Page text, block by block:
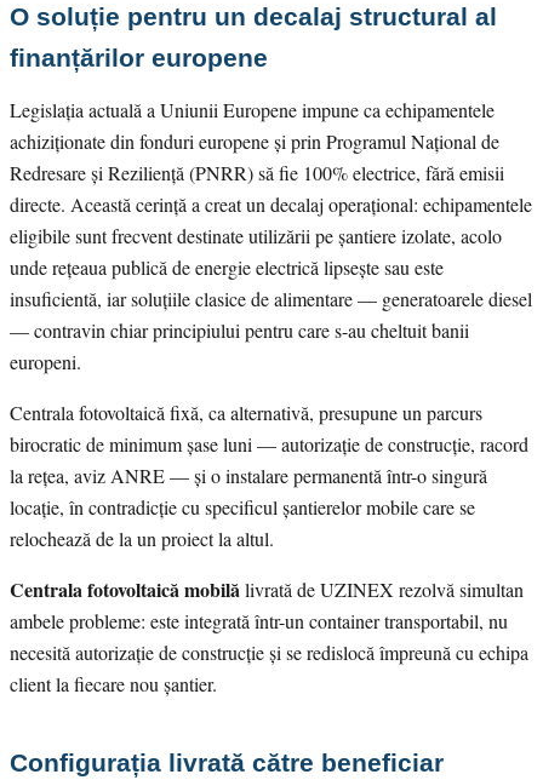
O soluție pentru un decalaj structural al
finanțărilor europene
Legislația actuală a Uniunii Europene impune ca echipamentele
achiziționate din fonduri europene și prin Programul Național de
Redresare și Reziliență (PNRR) să fie 100% electrice, fără emisii
directe. Această cerință a creat un decalaj operațional: echipamentele
eligibile sunt frecvent destinate utilizării pe șantiere izolate, acolo
unde rețeaua publică de energie electrică lipsește sau este
insuficientă, iar soluțiile clasice de alimentare — generatoarele diesel
— contravin chiar principiului pentru care s-au cheltuit banii
europeni.
Centrala fotovoltaică fixă, ca alternativă, presupune un parcurs
birocratic de minimum șase luni — autorizație de construcție, racord
la rețea, aviz ANRE — și o instalare permanentă într-o singură
locație, în contradicție cu specificul șantierelor mobile care se
relochează de la un proiect la altul.
Centrala fotovoltaică mobilălivrată de UZINEX rezolvă simultan
ambele probleme: este integrată într-un container transportabil, nu
necesită autorizație de construcție și se redislocă împreună cu echipa
client la fiecare nou șantier.
Configurația livrată către beneficiar